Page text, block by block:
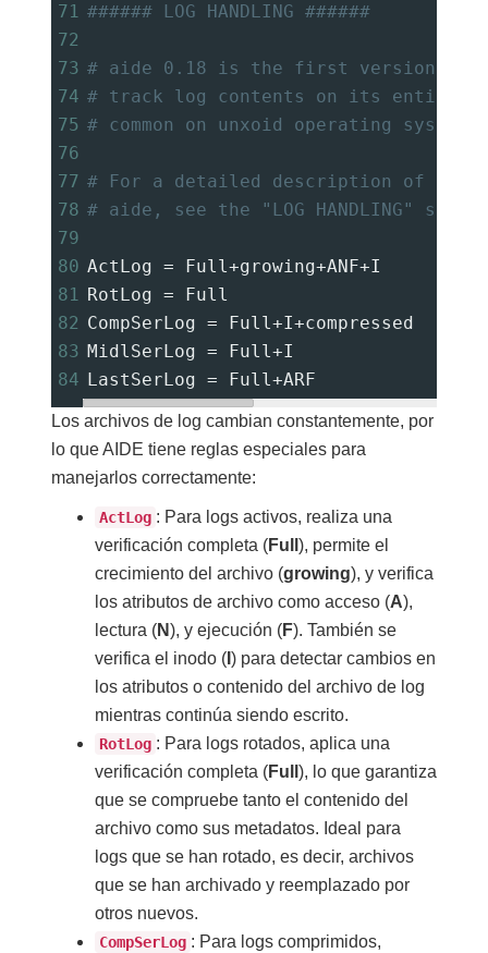
71 ###### LOG HANDLING ######
72
73 # aide 0.18 is the first version of
74 # track log contents on its entire
75 # common on unxoid operating
76
77 # For a detailed description of the
78 # aide, see the "LOG HANDLING"
79
80 ActLog = Full+growing+ANF+I
81 RotLog = Full
82 CompSerLog = Full+I+compressed
83 MidlSerLog = Full+I
84 LastSerLog = Full+ARF
Los archivos de log cambian constantemente, por
lo que AIDE tiene reglas especiales para
manejarlos correctamente:
ActLog : Para logs activos, realiza una
verificación completa (Full ), permite el
crecimiento del archivo (growing), y verifica
los atributos de archivo como acceso (A),
lectura (N ), y ejecución (F). También se
verifica el inodo (I ) para detectar cambios en
los atributos o contenido del archivo de log
mientras continúa siendo escrito.
RotLog : Para logs rotados, aplica una
verificación completa (Full ), lo que garantiza
que se compruebe tanto el contenido del
archivo como sus metadatos. Ideal para
logs que se han rotado, es decir, archivos
que se han archivado y reemplazado por
otros nuevos.
CompSerLog : Para logs comprimidos,